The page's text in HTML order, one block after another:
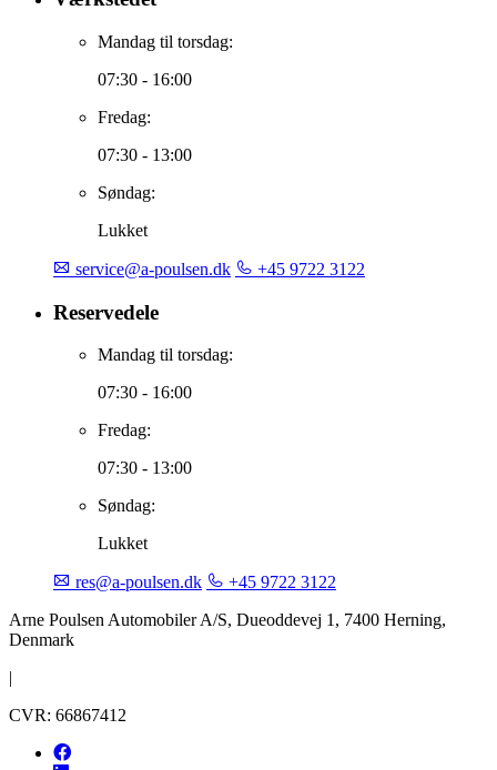
Mandag til torsdag:
07:30 - 16:00
Fredag:
07:30 - 13:00
Søndag:
Lukket
service@a-poulsen.dk +45 9722 3122
Reservedele
Mandag til torsdag:
07:30 - 16:00
Fredag:
07:30 - 13:00
Søndag:
Lukket
res@a-poulsen.dk
+45 9722 3122
Arne Poulsen Automobiler A/S, Dueoddevej 1, 7400 Herning,
Denmark
|
CVR: 66867412